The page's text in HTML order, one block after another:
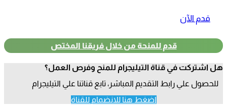
قدم الآن
قدم للمنحة من خلال فريقنا المختص
هل اشتركت في قناة التيليجرام للمنح وفرص العمل؟
للحصول علي رابط التقديم المباشر، تابع قناتنا علي التيليجرام
اضغط هنا للانضمام للقناة